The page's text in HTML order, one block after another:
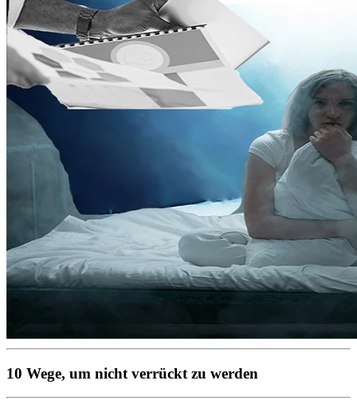
10 Wege, um nicht verrückt zu werden